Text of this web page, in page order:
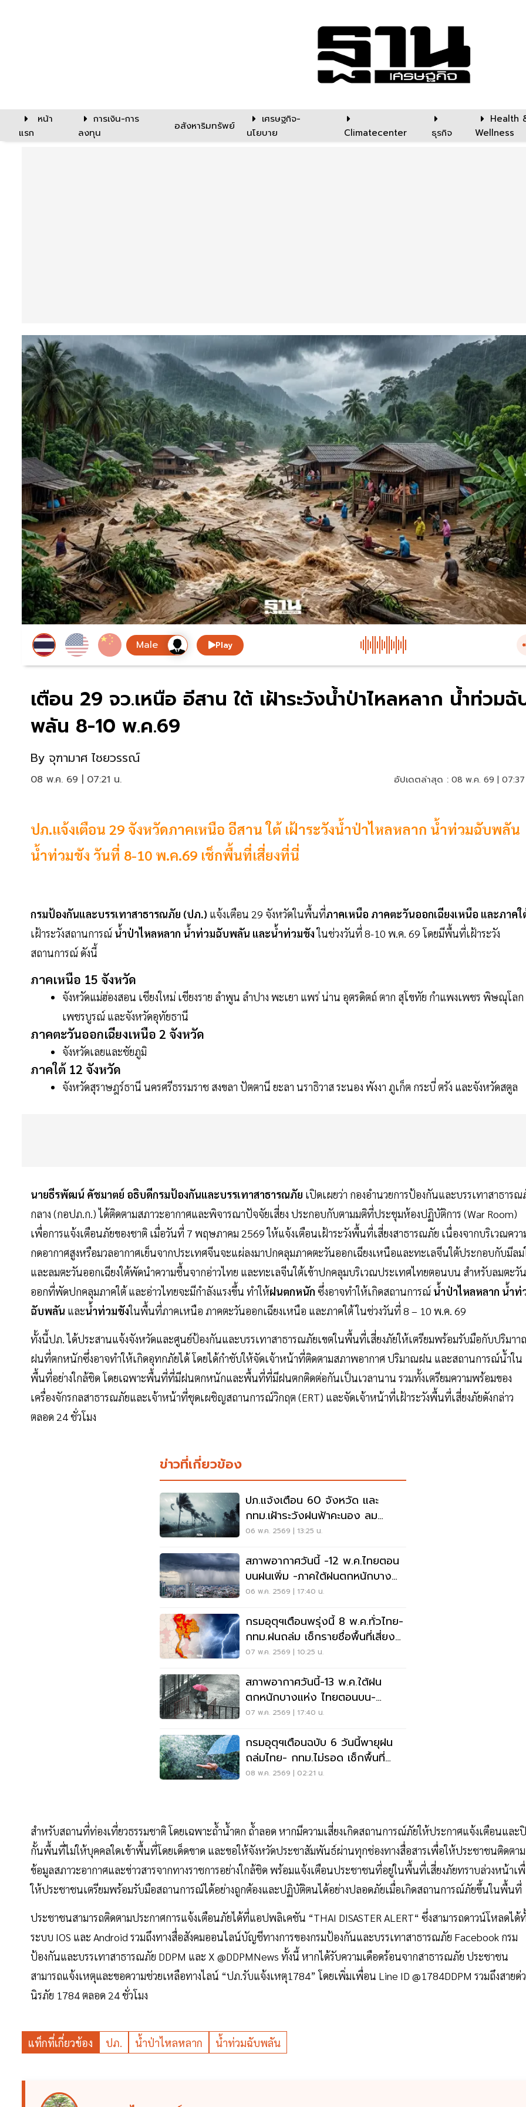
หน้า
แรก
การเงิน-การ
ลงทุน
อสังหาริมทรัพย์
เศรษฐกิจ-
นโยบาย
Climatecenter ธุรกิจ
Health
Wellness
Play
เตือน 29 จว.เหนือ อีสาน ใต้ เฝ้าระวังน้ำป่าไหลหลาก น้ำท่วมฉั
พลัน 8-10 พ.ค.69
By จุฑามาศ ไชยวรรณ์
08 พ.ค. 69 | 07:21 น. อัปเดตล่าสุด : 08 พ.ค. 69 |
ปภ.แจ้งเตือน 29 จังหวัดภาคเหนือ อีสาน ใต้ เฝ้าระวังน้ำป่าไหลหลาก น้ำท่วมฉับพลัน
น้ำท่วมขัง วันที่ 8-10 พ.ค.69 เช็กพื้นที่เสี่ยงที่นี่
กรมป้องกันและบรรเทาสาธารณภัย (ปภ.) แจ้งเตือน 29 จังหวัดในพื้นที่ภาคเหนือ ภาคตะวันออกเฉียงเหนือ และภาคใ
เฝ้าระวังสถานการณ์ น้ำป่าไหลหลาก น้ำท่วมฉับพลัน และน้ำท่วมขังในช่วงวันที่ 8-10 พ.ค. 69 โดยมีพื้นที่เฝ้าระวัง
สถานการณ์ ดังนี้
ภาคเหนือ 15 จังหวัด
จังหวัดแม่ฮ่องสอน เชียงใหม่ เชียงราย ลำพูน ลำปาง พะเยา แพร่ น่าน อุตรดิตถ์ ตาก สุโขทัย กำแพงเพชร พิษณุโลก
เพชรบูรณ์ และจังหวัดอุทัยธานี
ภาคตะวันออกเฉียงเหนือ 2 จังหวัด
จังหวัดเลยและชัยภูมิ
ภาคใต้ 12 จังหวัด
จังหวัดสุราษฎร์ธานี นครศรีธรรมราช สงขลา ปัตตานี ยะลา นราธิวาส ระนอง พังงา ภูเก็ต กระบี่ ตรัง และจังหวัดสตูล
นายธีรพัฒน์ คัชมาตย์ อธิบดีกรมป้องกันและบรรเทาสาธารณภัย เปิดเผยว่า กองอำนวยการป้องกันและบรรเทาสาธารณ
กลาง (กอปภ.ก.) ได้ติดตามสภาวะอากาศและพิจารณาปัจจัยเสี่ยง ประกอบกับตามมติที่ประชุมห้องปฏิบัติการ (War Room)
เพื่อการแจ้งเตือนภัยของชาติ เมื่อวันที่ 7 พฤษภาคม 2569 ให้แจ้งเตือนเฝ้าระวังพื้นที่เสี่ยงสาธารณภัย เนื่องจากบริเวณควา
กดอากาศสูงหรือมวลอากาศเย็นจากประเทศจีนจะแผ่ลงมาปกคลุมภาคตะวันออกเฉียงเหนือและทะเลจีนใต้ประกอบกับมีลม
และลมตะวันออกเฉียงใต้พัดนำความชื้นจากอ่าวไทย และทะเลจีนใต้เข้าปกคลุมบริเวณประเทศไทยตอนบน สำหรับลมตะวัน
ออกที่พัดปกคลุมภาคใต้ และอ่าวไทยจะมีกำลังแรงขึ้น ทำให้ฝนตกหนัก ซึ่งอาจทำให้เกิดสถานการณ์ น้ำป่าไหลหลาก น้ำท่
ฉับพลัน และน้ำท่วมขังในพื้นที่ภาคเหนือ ภาคตะวันออกเฉียงเหนือ และภาคใต้ ในช่วงวันที่ 8 – 10 พ.ค. 69
ทั้งนี้ปภ. ได้ประสานแจ้งจังหวัดและศูนย์ป้องกันและบรรเทาสาธารณภัยเขตในพื้นที่เสี่ยงภัยให้เตรียมพร้อมรับมือกับปริมา
ฝนที่ตกหนักซึ่งอาจทำให้เกิดอุทกภัยได้ โดยได้กำชับให้จัดเจ้าหน้าที่ติดตามสภาพอากาศ ปริมาณฝน และสถานการณ์น้ำใน
พื้นที่อย่างใกล้ชิด โดยเฉพาะพื้นที่ที่มีฝนตกหนักและพื้นที่ที่มีฝนตกติดต่อกันเป็นเวลานาน รวมทั้งเตรียมความพร้อมของ
เครื่องจักรกลสาธารณภัยและเจ้าหน้าที่ชุดเผชิญสถานการณ์วิกฤต (ERT) และจัดเจ้าหน้าที่เฝ้าระวังพื้นที่เสี่ยงภัยดังกล่าว
ตลอด 24 ชั่วโมง
ข่าวที่เกี่ยวข้อง
ปภ.แจ้งเตือน 60 จังหวัด และ
กทม.เฝ้าระวังฝนฟ้าคะนอง ลม
กระโชกแรง
06 พ.ค. 2569 | 13:25 น.
สภาพอากาศวันนี้ -12 พ.ค.ไทยตอน
บนฝนเพิ่ม -ภาคใต้ฝนตกหนักบาง
พื้นที่
06 พ.ค. 2569 | 17:40 น.
กรมอุตุฯเตือนพรุ่งนี้ 8 พ.ค.ทั่วไทย-
กทม.ฝนถล่ม เช็กรายชื่อพื้นที่เสี่ยง
ด่วน!
07 พ.ค. 2569 | 10:25 น.
สภาพอากาศวันนี้-13 พ.ค.ใต้ฝน
ตกหนักบางแห่ง ไทยตอนบน-
กทม.ฝนเพิ่ม ลมแรง
07 พ.ค. 2569 | 17:40 น.
กรมอุตุฯเตือนฉบับ 6 วันนี้พายุฝน
ถล่มไทย- กทม.ไม่รอด เช็กพื้นที่
เสี่ยงด่วน
08 พ.ค. 2569 | 02:21 น.
สำหรับสถานที่ท่องเที่ยวธรรมชาติ โดยเฉพาะถ้ำน้ำตก ถ้ำลอด หากมีความเสี่ยงเกิดสถานการณ์ภัยให้ประกาศแจ้งเตือนและ
กั้นพื้นที่ไม่ให้บุคคลใดเข้าพื้นที่โดยเด็ดขาด และขอให้จังหวัดประชาสัมพันธ์ผ่านทุกช่องทางสื่อสารเพื่อให้ประชาชนติดตาม
ข้อมูลสภาวะอากาศและข่าวสารจากทางราชการอย่างใกล้ชิด พร้อมแจ้งเตือนประชาชนที่อยู่ในพื้นที่เสี่ยงภัยทราบล่วงหน้าเ
ให้ประชาชนเตรียมพร้อมรับมือสถานการณ์ได้อย่างถูกต้องและปฏิบัติตนได้อย่างปลอดภัยเมื่อเกิดสถานการณ์ภัยขึ้นในพื้นที่
ประชาชนสามารถติดตามประกาศการแจ้งเตือนภัยได้ที่แอปพลิเคชัน “THAI DISASTER ALERT“ ซึ่งสามารถดาวน์โหลดได้
ระบบ IOS และ Android รวมถึงทางสื่อสังคมออนไลน์บัญชีทางการของกรมป้องกันและบรรเทาสาธารณภัย Facebook กรม
ป้องกันและบรรเทาสาธารณภัย DDPM และ X @DDPMNews ทั้งนี้ หากได้รับความเดือดร้อนจากสาธารณภัย ประชาชน
สามารถแจ้งเหตุและขอความช่วยเหลือทางไลน์ “ปภ.รับแจ้งเหตุ1784” โดยเพิ่มเพื่อน Line ID @1784DDPM รวมถึงสายด่
นิรภัย 1784 ตลอด 24 ชั่วโมง
แท็กที่เกี่ยวข้อง ปภ. น้ำป่าไหลหลาก น้ำท่วมฉับพลัน